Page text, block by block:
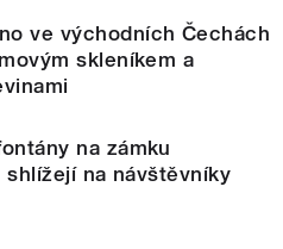
ve východních Čechách
skleníkem a
na zámku
na návštěvníky